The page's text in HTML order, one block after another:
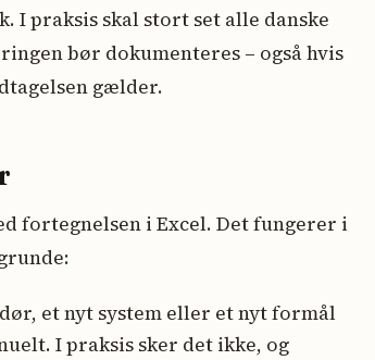
I praksis skal stort set alle danske
bør dokumenteres – også hvis
gælder.
fortegnelsen i Excel. Det fungerer i
et nyt system eller et nyt formål
I praksis sker det ikke, og